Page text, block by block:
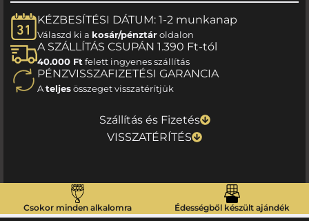
KÉZBESÍTÉSI DÁTUM: 1-2 munkanap
Válaszd ki a kosár/pénztároldalon
A SZÁLLÍTÁS CSUPÁN 1.390 Ft-tól
40.000 Ft felett ingyenes szállítás
PÉNZVISSZAFIZETÉSI GARANCIA
Ateljesösszeget visszatérítjük
Szállítás és Fizetés
VISSZATÉRÍTÉS
Csokor minden alkalomra Édességből készült ajándék